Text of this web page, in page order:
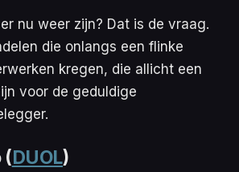
nu weer zijn? Dat is de vraag.
die onlangs een flinke
kregen, die allicht een
voor de geduldige
(DUOL)